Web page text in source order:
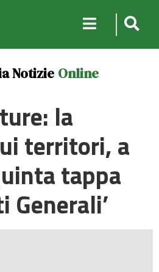
Notizie Online
la
territori, a
tappa
Generali’